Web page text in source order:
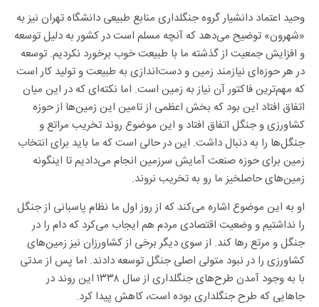
وحید اعتماد دانشیار گروه جنگلداری منابع طبیعی دانشگاه تهران نیز به
«شهرون» توضیح می‌دهد که آنچه مسلم است در کشور به دلیل توسعه
و افزایش جمعیت از گذشته ما با طبیعت خوب برخورد نکردیم. توسعه
در هر حوزه‌ای نیازمند زمین و دست‌اندازی به طبیعت و تولید کار است
که مهم‌ترین فاکتور آن نیاز به زمین است. اما نکته‌ای که در این میان
اتفاق افتاد این بود که بخش اعظمی از تامین این زمین‌ها از حوزه
کشاورزی و جنگل اتفاق افتاد و این موضوع روند تخریب مراتع و
جنگل‌ها را به دنبال داشت. این در حالی است که ما باید برای انتخاب
زمین برای حوزه صنعت آمایش سرزمین انجام می‌دادیم تا اینگونه
زمین‌های حاصلخیز ما رو به تخریب نروند.
او به این موضوع اشاره می‌کند که از روز اول ما نظام پاسبانی از جنگل
را نداشتیم و وضعیت اقتصادی مردم هم ایجاب می‌کرد که دام را در
جنگل و مرتع رها کند. از سوی دیگر برخی از کشاورزان نیز زمین‌های
کشاورزی را در نبود متولی اصلی جنگل توسعه دادند. اما پس از مدتی
با به وجود آمدن طرح‌های جنگلداری از سال ۱۳۳۸ این روند در
جا‌هایی که طرح جنگلداری بوده است، کاهش پیدا کرد.